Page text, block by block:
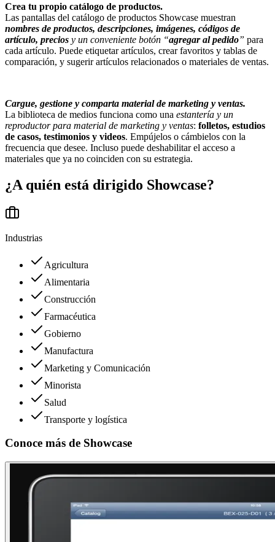
Crea tu propio catálogo de productos.
Las pantallas del catálogo de productos Showcase muestran
nombres de productos, descripciones, imágenes, códigos de
artículo, precios y un conveniente botón “agregar al pedido” para
cada artículo. Puede etiquetar artículos, crear favoritos y tablas de
comparación, y sugerir artículos relacionados o materiales de ventas.
Cargue, gestione y comparta material de marketing y ventas.
La biblioteca de medios funciona como una estantería y un
reproductor para material de marketing y ventas: folletos, estudios
de casos, testimonios y videos. Empújelos o cámbielos con la
frecuencia que desee. Incluso puede deshabilitar el acceso a
materiales que ya no coinciden con su estrategia.
¿A quién está dirigido Showcase?
Industrias
Agricultura
Alimentaria
Construcción
Farmacéutica
Gobierno
Manufactura
Marketing y Comunicación
Minorista
Salud
Transporte y logística
Conoce más de Showcase